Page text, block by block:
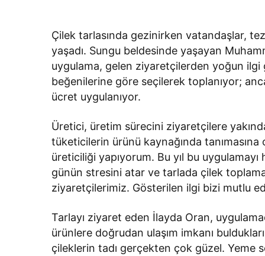
Çilek tarlasında gezinirken vatandaşlar,
yaşadı. Sungu beldesinde yaşayan
uygulama, gelen ziyaretçilerden yoğun
beğenilerine göre seçilerek toplanıyor;
ücret uygulanıyor.
Üretici, üretim sürecini ziyaretçilere
tüketicilerin ürünü kaynağında tanımasına
üreticiliği yapıyorum. Bu yıl bu
günün stresini atar ve tarlada çilek
ziyaretçilerimiz. Gösterilen ilgi bizi mutlu
Tarlayı ziyaret eden İlayda Oran,
ürünlere doğrudan ulaşım imkanı
çileklerin tadı gerçekten çok güzel.